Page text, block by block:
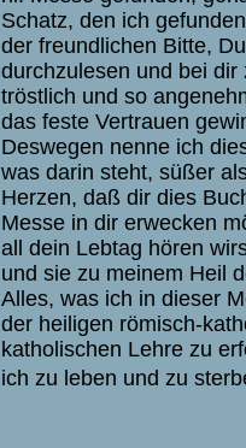
Schatz, den ich
der freundlichen Bitte,
durchzulesen und bei
tröstlich und so
das feste Vertrauen
Deswegen nenne ich
was darin steht, süßer
Herzen, daß dir dies
Messe in dir erwecken
all dein Lebtag hören
und sie zu meinem Heil
Alles, was ich in dieser
der heiligen römisch-
katholischen Lehre zu
ich zu leben und zu